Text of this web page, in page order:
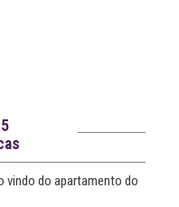
vindo do apartamento do